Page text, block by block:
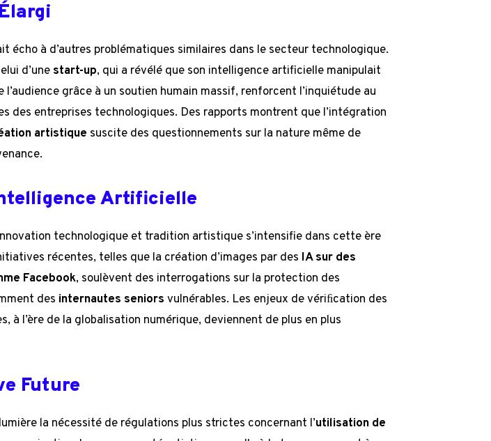
écho à d’autres problématiques similaires dans le secteur technologique.
d’une start-up, qui a révélé que son intelligence artificielle manipulait
l’audience grâce à un soutien humain massif, renforcent l’inquiétude au
des entreprises technologiques. Des rapports montrent que l’intégration
artistique suscite des questionnements sur la nature même de
Artificielle
technologique et tradition artistique s’intensifie dans cette ère
récentes, telles que la création d’images par des IA sur des
Facebook, soulèvent des interrogations sur la protection des
des internautes seniors vulnérables. Les enjeux de vériﬁcation des
à l’ère de la globalisation numérique, deviennent de plus en plus
Future
la nécessité de régulations plus strictes concernant l’utilisation de